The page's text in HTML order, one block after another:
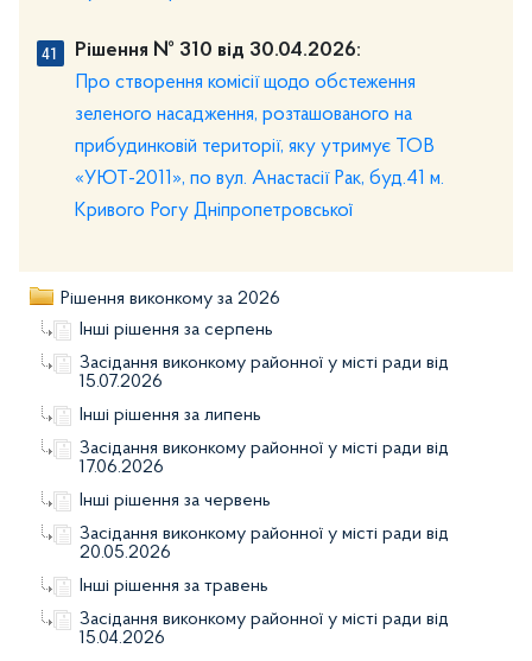
Рішення № 310 від 30.04.2026:
Про створення комісії щодо обстеження
зеленого насадження, розташованого на
прибудинковій території, яку утримує ТОВ
«УЮТ-2011», по вул. Анастасії Рак, буд.41 м.
Кривого Рогу Дніпропетровської
Рішення виконкому за 2026
Інші рішення за серпень
Засідання виконкому районної у місті ради від
15.07.2026
Інші рішення за липень
Засідання виконкому районної у місті ради від
17.06.2026
Інші рішення за червень
Засідання виконкому районної у місті ради від
20.05.2026
Інші рішення за травень
Засідання виконкому районної у місті ради від
15.04.2026